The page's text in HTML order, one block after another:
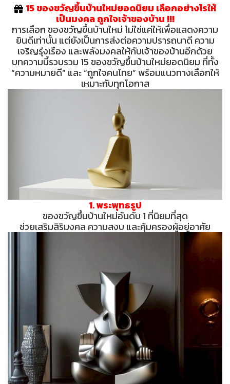
15 ของขวัญขึ้นบ้านใหม่ยอดนิยม เลือกอย่างไรให้
เป็นมงคล ถูกใจเจ้าของบ้าน !!!
การเลือก ของขวัญขึ้นบ้านใหม่ ไม่ใช่แค่ให้เพื่อแสดงความ
ยินดีเท่านั้น แต่ยังเป็นการส่งต่อความปรารถนาดี ความ
เจริญรุ่งเรือง และพลังมงคลให้กับเจ้าของบ้านอีกด้วย
บทความนี้รวบรวม 15 ของขวัญขึ้นบ้านใหม่ยอดนิยม ที่ทั้ง
“ความหมายดี” และ “ถูกใจคนไทย” พร้อมแนวทางเลือกให้
เหมาะกับทุกโอกาส
1. พระพุทธรูป
ของขวัญขึ้นบ้านใหม่อันดับ 1 ที่นิยมที่สุด
ช่วยเสริมสิริมงคล ความสงบ และคุ้มครองผู้อยู่อาศัย